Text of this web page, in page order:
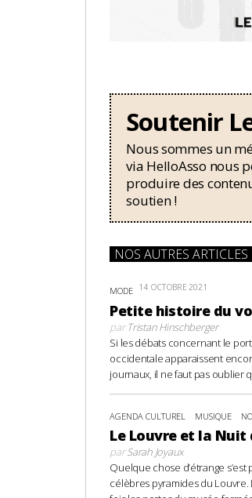
Soutenir
Nous sommes un
via HelloAsso nous
produire des
soutien !
NOS AUTRES ARTICLES
MODE 14 OCTOBRE 2021
Petite histoire du
parTristan Hinschberger
Si les débats concernant le
occidentale apparaissent
journaux, il ne faut pas oublier
AGENDA CULTUREL MUSIQUE
Le Louvre et la Nuit
parSarah Joyaux
Quelque chose d’étrange
célèbres pyramides du